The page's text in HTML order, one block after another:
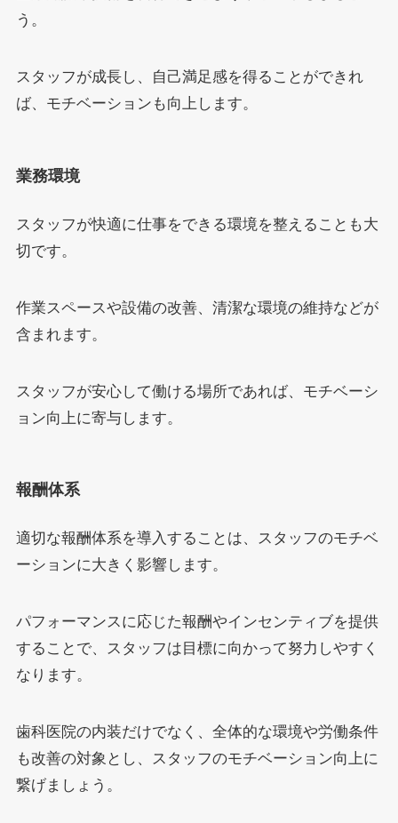
う。
スタッフが成長し、自己満足感を得ることができれ
ば、モチベーションも向上します。
業務環境
スタッフが快適に仕事をできる環境を整えることも大
切です。
作業スペースや設備の改善、清潔な環境の維持などが
含まれます。
スタッフが安心して働ける場所であれば、モチベーシ
ョン向上に寄与します。
報酬体系
適切な報酬体系を導入することは、スタッフのモチベ
ーションに大きく影響します。
パフォーマンスに応じた報酬やインセンティブを提供
することで、スタッフは目標に向かって努力しやすく
なります。
歯科医院の内装だけでなく、全体的な環境や労働条件
も改善の対象とし、スタッフのモチベーション向上に
繋げましょう。